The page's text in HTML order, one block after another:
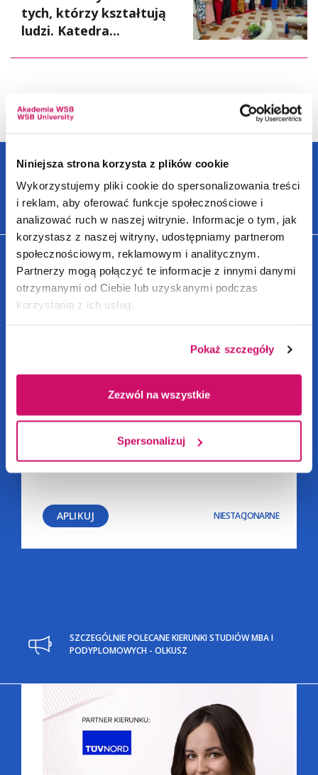
Niniejsza strona korzysta z plików cookie
Wykorzystujemy pliki cookie do spersonalizowania treści
i reklam, aby oferować funkcje społecznościowe i
analizować ruch w naszej witrynie. Informacje o tym, jak
korzystasz z naszej witryny, udostępniamy partnerom
społecznościowym, reklamowym i analitycznym.
Partnerzy mogą połączyć te informacje z innymi danymi
otrzymanymi od Ciebie lub uzyskanymi podczas
korzystania z ich usług.
Pokaż szczegóły
Zezwól na wszystkie
Spersonalizuj
tych, którzy kształtują
ludzi. Katedra...
SZCZEGÓLNIE POLECANE SPECJALNOŚCI - OLKUSZ
APLIKUJ NIESTACJONARNE
SZCZEGÓLNIE POLECANE KIERUNKI STUDIÓW MBA I
PODYPLOMOWYCH - OLKUSZ